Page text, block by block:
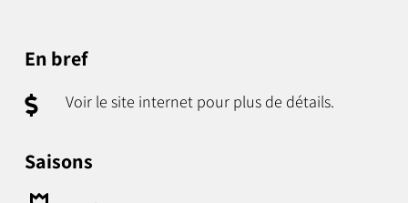
En bref
Voir le site internet pour plus de détails.
Saisons